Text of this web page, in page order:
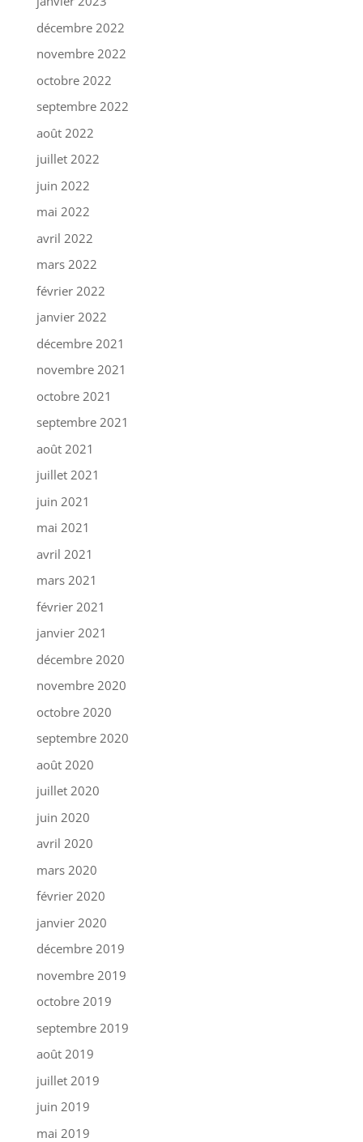
décembre 2022
novembre 2022
octobre 2022
septembre 2022
août 2022
juillet 2022
juin 2022
mai 2022
avril 2022
mars 2022
février 2022
janvier 2022
décembre 2021
novembre 2021
octobre 2021
septembre 2021
août 2021
juillet 2021
juin 2021
mai 2021
avril 2021
mars 2021
février 2021
janvier 2021
décembre 2020
novembre 2020
octobre 2020
septembre 2020
août 2020
juillet 2020
juin 2020
avril 2020
mars 2020
février 2020
janvier 2020
décembre 2019
novembre 2019
octobre 2019
septembre 2019
août 2019
juillet 2019
juin 2019
mai 2019